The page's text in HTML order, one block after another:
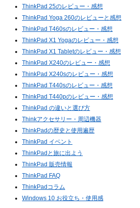
ThinkPad 25のレビュー・感想
ThinkPad Yoga 260のレビューと感想
ThinkPad T460sのレビュー・感想
ThinkPad X1 Yogaのレビュー・感想
ThinkPad X1 Tabletのレビュー・感想
ThinkPad X240のレビュー・感想
ThinkPad X240sのレビュー・感想
ThinkPad T440sのレビュー・感想
ThinkPad T440pのレビュー・感想
ThinkPad の違いと選び方
Thinkアクセサリー・周辺機器
ThinkPadの歴史と使用遍歴
ThinkPad イベント
ThinkPadと旅に出よう
ThinkPad 販売情報
ThinkPad FAQ
ThinkPadコラム
Windows 10 お役立ち・使用感